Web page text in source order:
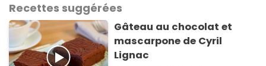
Recettes suggérées
Gâteau au chocolat et
mascarpone de Cyril
Lignac